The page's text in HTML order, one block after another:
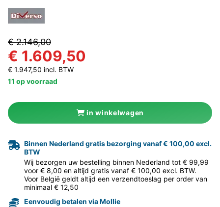
€ 2.146,00
€ 1.609,50
€ 1.947,50 incl. BTW
11 op voorraad
in winkelwagen
Binnen Nederland gratis bezorging vanaf € 100,00 excl.
BTW
Wij bezorgen uw bestelling binnen Nederland tot € 99,99
voor € 8,00 en altijd gratis vanaf € 100,00 excl. BTW.
Voor België geldt altijd een verzendtoeslag per order van
minimaal € 12,50
Eenvoudig betalen via Mollie